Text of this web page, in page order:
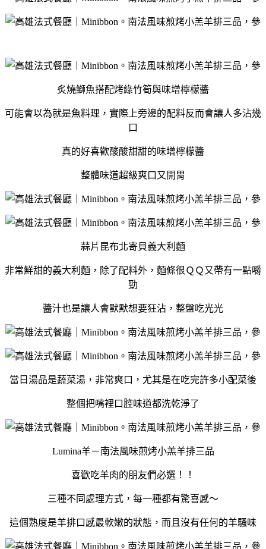
炙燒鰤魚搭配烤綠竹筍與味增檸檬醬
可能會以為就是魚料理，實際上旁邊的配料反而會讓人多沾幾
口
真的好喜歡酸酸甜甜的味增檸檬醬
整體味道超級爽口又開胃
蒜片昆布北寄貝義大利麵
非常鮮甜的義大利麵，除了配料外，麵條很ＱＱ又帶有一點嚼
勁
醬汁也是讓人會默默想要狂沾，整盤吃光光
當日湯品是蔬菜湯，非常爽口，尤其是在吃完許多小配菜後
整個把嘴裡口腔味道都洗乾淨了
Lumina羊－南法風味煎烤小羔羊排三品
喜歡吃羊肉的朋友們必選！！
三種不同處理方式，每一種都有驚喜感～
這個熟度是羊排口感最軟嫩的狀態，而且沒有任何的羊騷味